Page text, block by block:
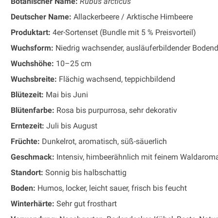
Deutscher Name: Allackerbeere / Arktische Himbeere
Produktart: 4er-Sortenset (Bundle mit 5 % Preisvorteil)
Wuchsform: Niedrig wachsender, ausläuferbildender
Wuchshöhe: 10–25 cm
Wuchsbreite: Flächig wachsend, teppichbildend
Blütezeit: Mai bis Juni
Blütenfarbe: Rosa bis purpurrosa, sehr dekorativ
Erntezeit: Juli bis August
Früchte: Dunkelrot, aromatisch, süß-säuerlich
Geschmack: Intensiv, himbeerähnlich mit feinem
Standort: Sonnig bis halbschattig
Boden: Humos, locker, leicht sauer, frisch bis feucht
Winterhärte: Sehr gut frosthart